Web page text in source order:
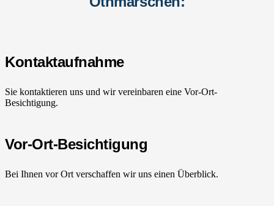
Kontaktaufnahme
Sie kontaktieren uns und wir vereinbaren eine Vor-Ort-
Besichtigung.
Vor-Ort-Besichtigung
Bei Ihnen vor Ort verschaffen wir uns einen Überblick.